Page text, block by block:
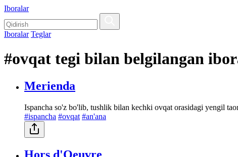
Iboralar
Iboralar Teglar
#ovqat tegi bilan belgilangan
Merienda
Ispancha so'z bo'lib, tushlik bilan kechki ovqat orasidagi yengil
#ispancha #ovqat #an'ana
Hors d'Oeuvre